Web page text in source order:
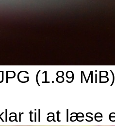
(1.89
til at læse